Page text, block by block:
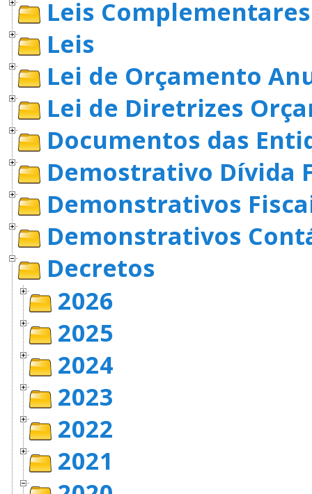
Leis Complementares
Leis
Lei de Orçamento
Lei de Diretrizes
Documentos das
Demostrativo Dívida
Demonstrativos
Demonstrativos
Decretos
2026
2025
2024
2023
2022
2021